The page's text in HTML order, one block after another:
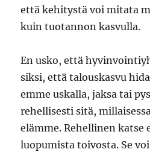
että kehitystä voi mitata
kuin tuotannon kasvulla.
En usko, että
siksi, että talouskasvu
emme uskalla, jaksa tai
rehellisesti sitä,
elämme. Rehellinen katse
luopumista toivosta. Se